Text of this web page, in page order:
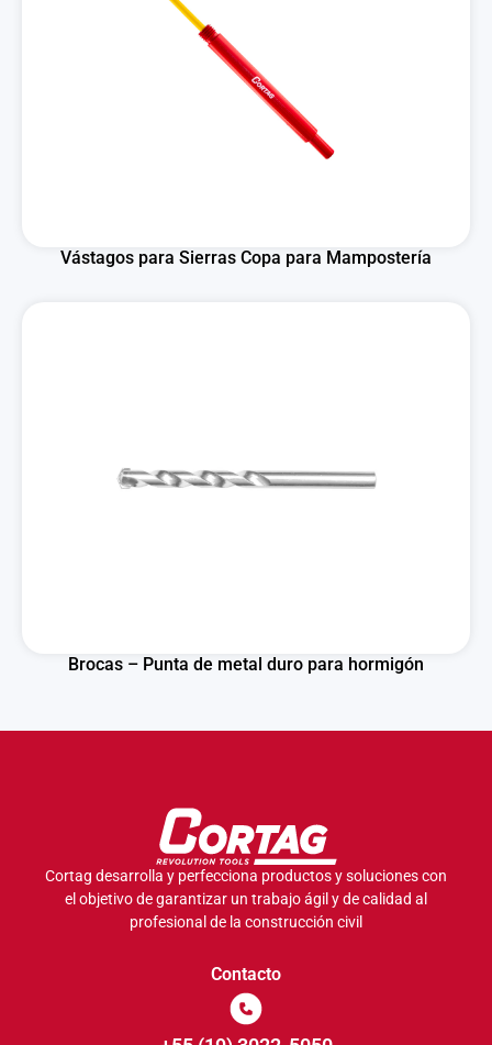
Vástagos para Sierras Copa para Mampostería
Brocas – Punta de metal duro para hormigón
Cortag desarrolla y perfecciona productos y soluciones con
el objetivo de garantizar un trabajo ágil y de calidad al
profesional de la construcción civil
Contacto